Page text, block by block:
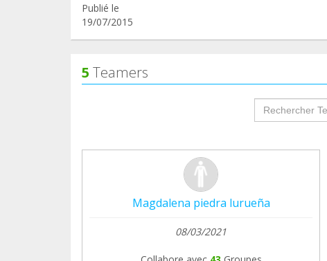
Publié le
19/07/2015
5 Teamers
Magdalena piedra lurueña
08/03/2021